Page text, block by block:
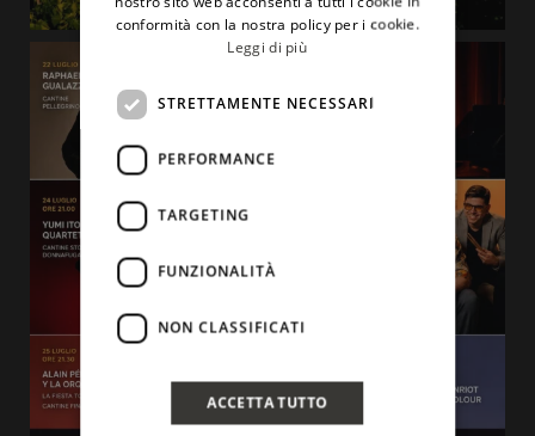
conformità con la nostra policy per i cookie.
Leggi di più
STRETTAMENTE NECESSARI
PERFORMANCE
TARGETING
FUNZIONALITÀ
NON CLASSIFICATI
ACCETTA TUTTO